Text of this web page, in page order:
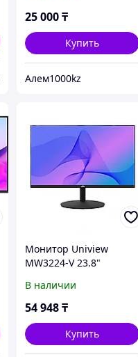
25 000₸
Купить
Алем1000kz
Монитор Uniview
MW3224-V 23.8"
В наличии
54 948₸
Купить